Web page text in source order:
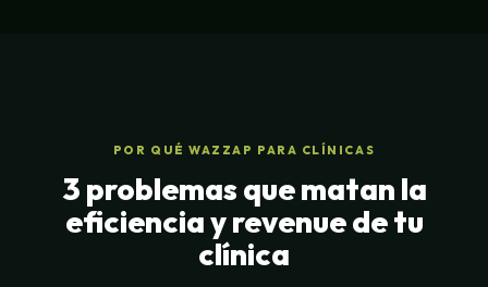
POR QUÉ WAZZAP PARA CLÍNICAS
3 problemas que matan la
eficiencia y revenue de tu
clínica